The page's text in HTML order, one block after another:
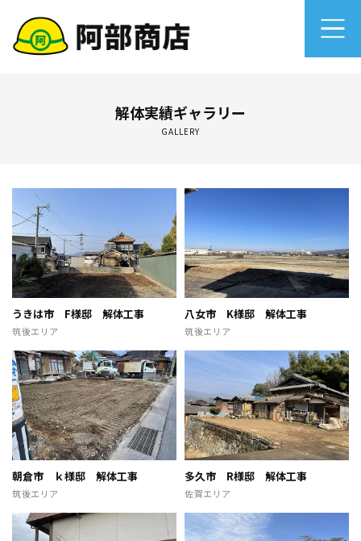
解体工事のオンライン相談＆決済サービス
建設廃棄物マニフェスト
会社概要
プライバシーポリシー
お見積り
お問い合わせ
解体実績ギャラリー
お知らせ
解体実績ギャラリー
GALLERY
うきは市 F様邸 解体工事
筑後エリア
八女市 K様邸 解体工事
筑後エリア
朝倉市 ｋ様邸 解体工事
筑後エリア
多久市 R様邸 解体工事
佐賀エリア